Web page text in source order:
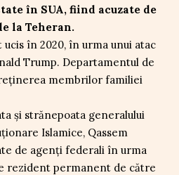
în SUA, fiind acuzate de
la Teheran.
ucis în 2020, în urma unui atac
Trump. Departamentul de
membrilor familiei
şi strănepoata generalului
Islamice, Qassem
de agenţi federali în urma
rezident permanent de către